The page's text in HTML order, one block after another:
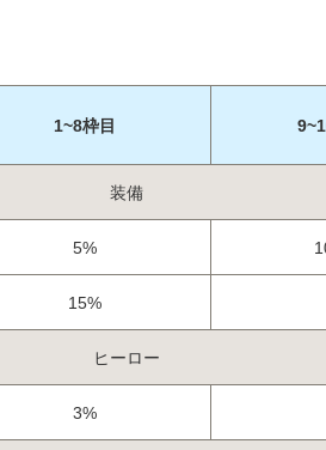
1~8枠目
装備
5%
15%
ヒーロー
3%